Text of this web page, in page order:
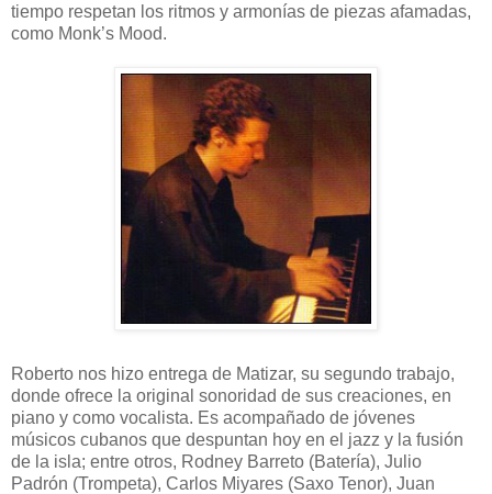
tiempo respetan los ritmos y armonías de piezas afamadas,
como Monk’s Mood.
Roberto nos hizo entrega de Matizar, su segundo trabajo,
donde ofrece la original sonoridad de sus creaciones, en
piano y como vocalista. Es acompañado de jóvenes
músicos cubanos que despuntan hoy en el jazz y la fusión
de la isla; entre otros, Rodney Barreto (Batería), Julio
Padrón (Trompeta), Carlos Miyares (Saxo Tenor), Juan